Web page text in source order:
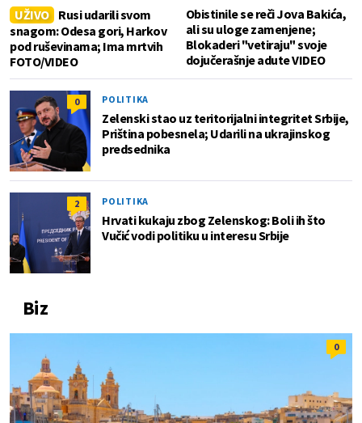
UŽIVO
Rusi udarili svom
snagom: Odesa gori, Harkov
pod ruševinama; Ima mrtvih
FOTO/VIDEO
Obistinile se reči Jova Bakića,
ali su uloge zamenjene;
Blokaderi "vetiraju" svoje
dojučerašnje adute VIDEO
0 POLITIKA
Zelenski stao uz teritorijalni integritet Srbije,
Priština pobesnela; Udarili na ukrajinskog
predsednika
2 POLITIKA
Hrvati kukaju zbog Zelenskog: Boli ih što
Vučić vodi politiku u interesu Srbije
Biz
0